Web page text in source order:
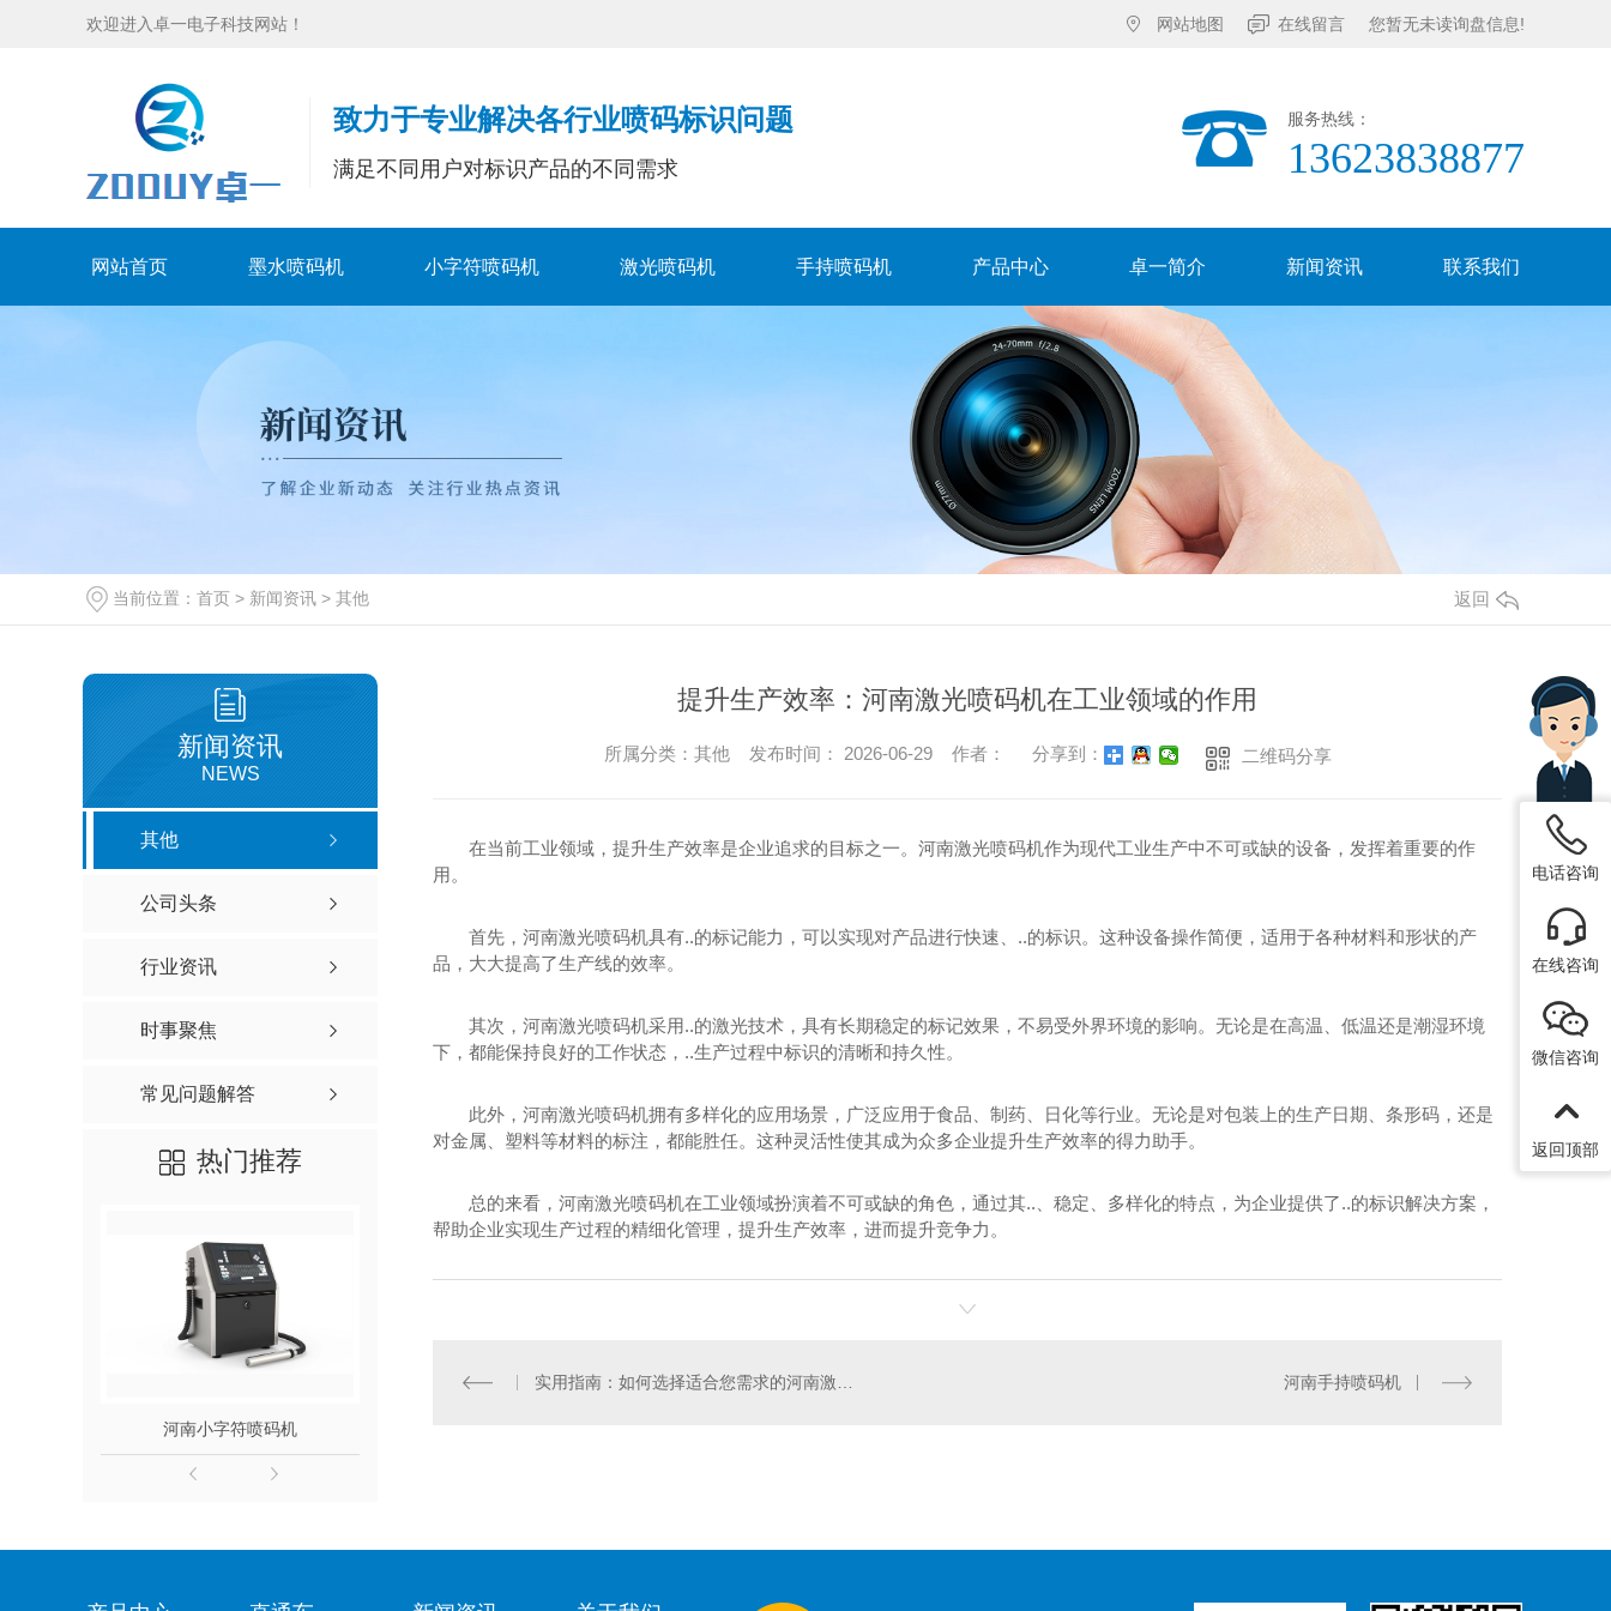
欢迎进入卓一电子科技网站！ 网站地图 在线留言 您暂无未读询盘信息!
致力于专业解决各行业喷码标识问题
满足不同用户对标识产品的不同需求
服务热线：
13623838877
网站首页 墨水喷码机 小字符喷码机 激光喷码机 手持喷码机 产品中心 卓一简介 新闻资讯 联系我们
当前位置： 首页 > 新闻资讯 > 其他 返回
新闻资讯
NEWS
其他
公司头条
行业资讯
时事聚焦
常见问题解答
热门推荐
河南小字符喷码机
提升生产效率：河南激光喷码机在工业领域的作用
所属分类：其他 发布时间： 2026-06-29 作者： 分享到： 二维码分享
在当前工业领域，提升生产效率是企业追求的目标之一。河南激光喷码机作为现代工业生产中不可或缺的设备，发挥着重要的作
用。
首先，河南激光喷码机具有..的标记能力，可以实现对产品进行快速、..的标识。这种设备操作简便，适用于各种材料和形状的产
品，大大提高了生产线的效率。
其次，河南激光喷码机采用..的激光技术，具有长期稳定的标记效果，不易受外界环境的影响。无论是在高温、低温还是潮湿环境
下，都能保持良好的工作状态，..生产过程中标识的清晰和持久性。
此外，河南激光喷码机拥有多样化的应用场景，广泛应用于食品、制药、日化等行业。无论是对包装上的生产日期、条形码，还是
对金属、塑料等材料的标注，都能胜任。这种灵活性使其成为众多企业提升生产效率的得力助手。
总的来看，河南激光喷码机在工业领域扮演着不可或缺的角色，通过其..、稳定、多样化的特点，为企业提供了..的标识解决方案，
帮助企业实现生产过程的精细化管理，提升生产效率，进而提升竞争力。
实用指南：如何选择适合您需求的河南激光喷码机 河南手持喷码机
电话咨询
在线咨询
微信咨询
返回顶部